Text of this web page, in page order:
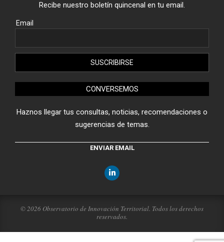
Recibe nuestro boletín quincenal en tu email.
Email
CONVERSEMOS
Haznos llegar tus consultas, noticias, recomendaciones o
sugerencias de temas.
ENVIAR EMAIL
© 2026 Observatorio de Innovación Territorial. Todos los derechos
reservados.